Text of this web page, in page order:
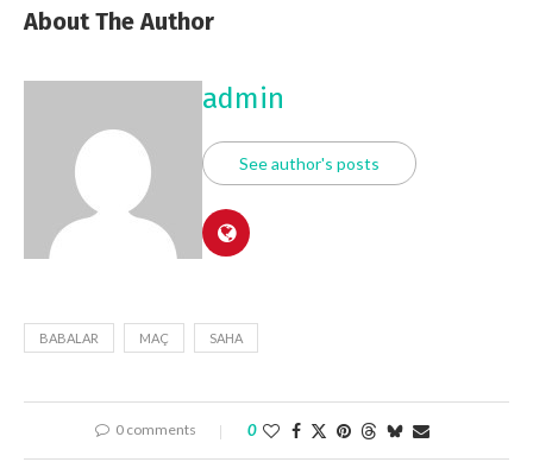
About The Author
admin
See author's posts
BABALAR MAÇ SAHA
0 comments 0